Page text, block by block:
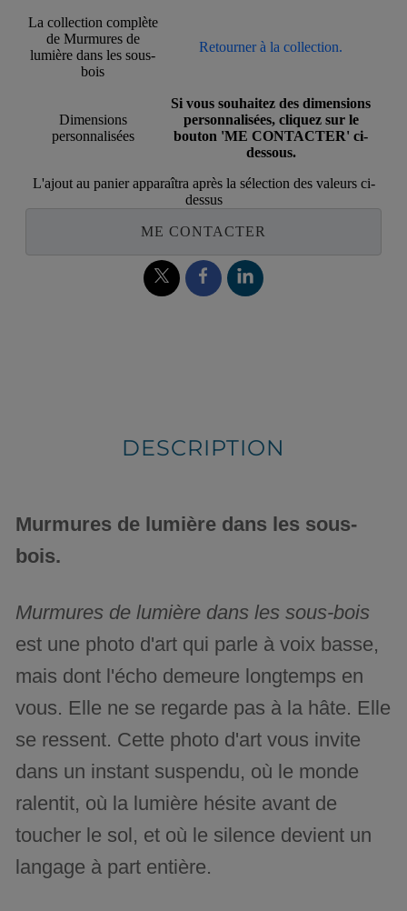
La collection complète
de Murmures de
lumière dans les sous-
bois
Retourner à la collection.
Dimensions
personnalisées
Si vous souhaitez des dimensions
personnalisées, cliquez sur le
bouton 'ME CONTACTER' ci-
dessous.
L'ajout au panier apparaîtra après la sélection des valeurs ci-
dessus
ME CONTACTER
DESCRIPTION
Murmures de lumière dans les sous-
bois.
Murmures de lumière dans les sous-bois
est une photo d'art qui parle à voix basse,
mais dont l'écho demeure longtemps en
vous. Elle ne se regarde pas à la hâte. Elle
se ressent. Cette photo d'art vous invite
dans un instant suspendu, où le monde
ralentit, où la lumière hésite avant de
toucher le sol, et où le silence devient un
langage à part entière.